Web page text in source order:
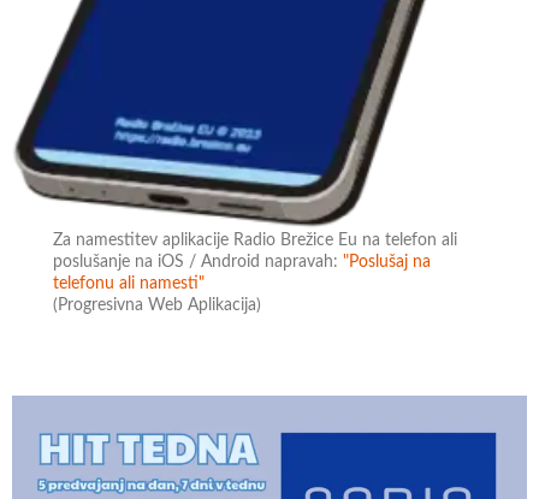
Za namestitev aplikacije Radio Brežice Eu na telefon ali
poslušanje na iOS / Android napravah:"Poslušaj na
telefonu ali namesti"
(Progresivna Web Aplikacija)